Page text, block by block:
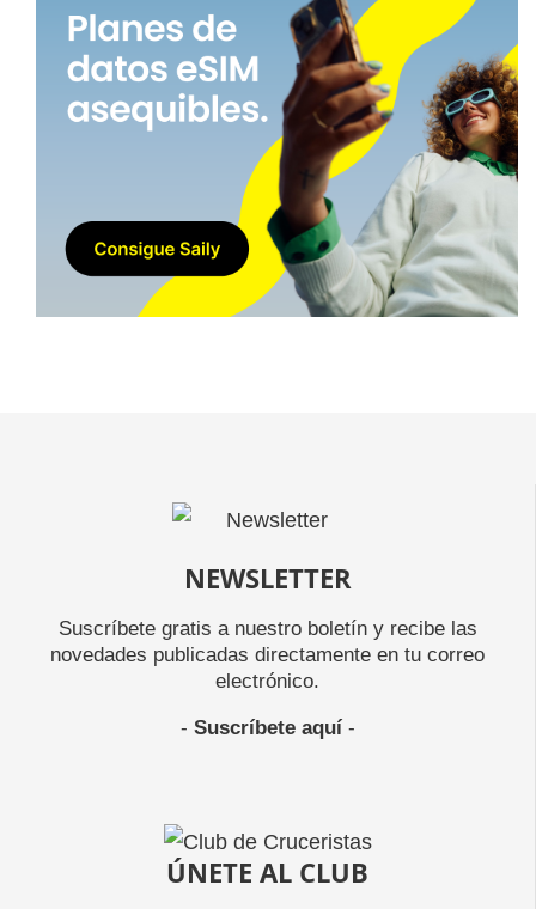
NEWSLETTER
Suscríbete gratis a nuestro boletín y recibe las
novedades publicadas directamente en tu correo
electrónico.
- Suscríbete aquí-
ÚNETE AL CLUB